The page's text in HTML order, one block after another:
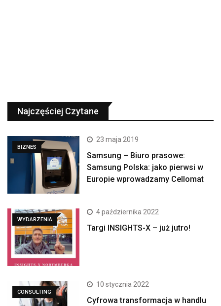
Najczęściej Czytane
BIZNES
23 maja 2019
Samsung – Biuro prasowe:
Samsung Polska: jako pierwsi w
Europie wprowadzamy Cellomat
WYDARZENIA
4 października 2022
Targi INSIGHTS-X – już jutro!
CONSULTING
10 stycznia 2022
Cyfrowa transformacja w handlu